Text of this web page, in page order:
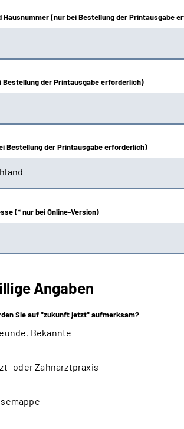
Hausnummer (nur bei Bestellung der Printausgabe
Bestellung der Printausgabe erforderlich)
Bestellung der Printausgabe erforderlich)
(* nur bei Online-Version)
Angaben
Sie auf "zukunft jetzt" aufmerksam?
Bekannte
oder Zahnarztpraxis